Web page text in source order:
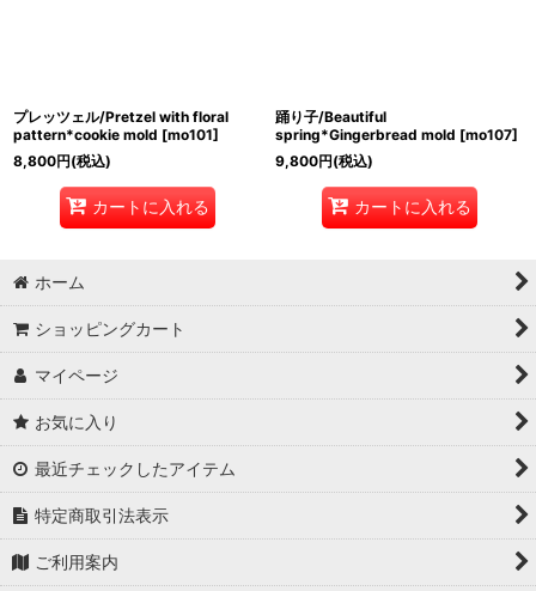
プレッツェル/Pretzel with floral
pattern*cookie mold [mo101]
8,800円(税込)
カートに入れる
踊り子/Beautiful
spring*Gingerbread mold [mo107]
9,800円(税込)
カートに入れる
ホーム
ショッピングカート
マイページ
お気に入り
最近チェックしたアイテム
特定商取引法表示
ご利用案内